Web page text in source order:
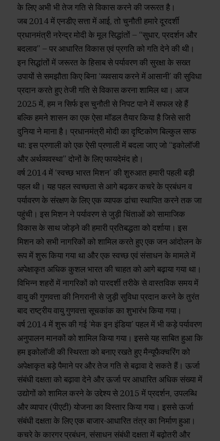
के लिए अभी भी तेज गति से विकास करने की जरूरत है।
जब 2014 में एनडीए सत्ता में आई, तो चुनौती हमारे दूरदर्शी
प्रधानमंत्री नरेन्द्र मोदी के मूल सिद्धांतों – “सुधार, प्रदर्शन और
बदलाव” – पर आधारित विकास एवं प्रगति को गति देने की थी।
इन सिद्धांतों में जरूरत के हिसाब से पर्यावरण की सुरक्षा के सख्त
उपायों से समझौता किए बिना ‘व्यवसाय करने में आसानी’ की सुविधा
प्रदान करते हुए तेजी गति से विकास करना शामिल था। आज
2025 में, हम न सिर्फ इस चुनौती से निपट पाने में सफल रहे हैं
बल्कि हमने शासन का एक ऐसा मॉडल तैयार किया है जिसे सारी
दुनिया ने माना है। प्रधानमंत्री मोदी का दृष्टिकोण बिल्कुल साफ
था: इस प्रणाली को एक ऐसी प्रणाली में बदला जाए जो “इकोलॉजी
और अर्थव्यवस्था” दोनों के लिए फायदेमंद हो।
वर्ष 2014 में ‘स्वच्छ भारत मिशन’ की शुरुआत हमारी पहली बड़ी
पहल थी। यह पहल स्वच्छता से आगे बढ़कर कचरे के प्रबंधन व
पर्यावरण के संरक्षण के लिए एक व्यापक ढांचा स्थापित करने तक जा
पहुंची। इस मिशन ने पर्यावरण से जुड़ी चिंताओं को सामाजिक
विकास के साथ जोड़ने की हमारी प्रतिबद्धता को दर्शाया। इस
मिशन को सभी नागरिकों को शामिल करते हुए एक जन आंदोलन के
रूप में शुरू किया गया था और एक स्वच्छ एवं संसाधन के मामले में
अपेक्षाकृत अधिक कुशल भारत की चाहत को आगे बढ़ाया गया था।
विभिन्न शहरों में नागरिकों को पारदर्शी तरीके से वास्तविक समय में
वायु की गुणवत्ता की निगरानी से जुड़ी सुविधा प्रदान करने के तुरंत
बाद राष्ट्रीय वायु गुणवत्ता सूचकांक का शुभारंभ किया गया।
वर्ष 2014 में शुरू की गई ‘मेक इन इंडिया’ पहल में भी कड़े पर्यावरण
अनुपालन मानकों को शामिल किया गया। इससे यह साबित हुआ कि
हम इकोलॉजी की स्थिरता को बनाए रखते हुए मैन्यूफैक्चरिंग को
अपेक्षाकृत बड़े पैमाने पर और तेज गति से बढ़ावा दे सकते हैं। ऊर्जा
संबंधी दक्षता को बढ़ावा देने और ऊर्जा पर आधारित अधिक संख्या में
उद्योगों को शामिल करने के उद्देश्य से 2015 में प्रदर्शन, उपलब्धि
और व्यापार (पीएटी) योजना का विस्तार किया गया। इससे ऊर्जा
संबंधी दक्षता के लिए एक बाजार-आधारित तंत्र का निर्माण हुआ।
कचरे के कारगर प्रबंधन, संसाधन संबंधी दक्षता में बढ़ोतरी और